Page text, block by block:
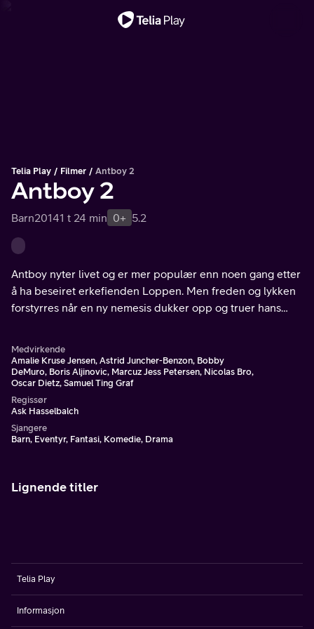
Telia Play Filmer Antboy 2
Antboy 2
Barn20141 t 24 min 0+ 5.2
Antboy nyter livet og er mer populær enn noen gang etter
å ha beseiret erkefienden Loppen. Men freden og lykken
forstyrres når en ny nemesis dukker opp og truer hans
Medvirkende
Amalie Kruse Jensen, Astrid Juncher-Benzon, Bobby
DeMuro, Boris Aljinovic, Marcuz Jess Petersen, Nicolas Bro,
Oscar Dietz, Samuel Ting Graf
Regissør
Ask Hasselbalch
Sjangere
Barn, Eventyr, Fantasi, Komedie, Drama
Lignende titler
Telia Play
Informasjon